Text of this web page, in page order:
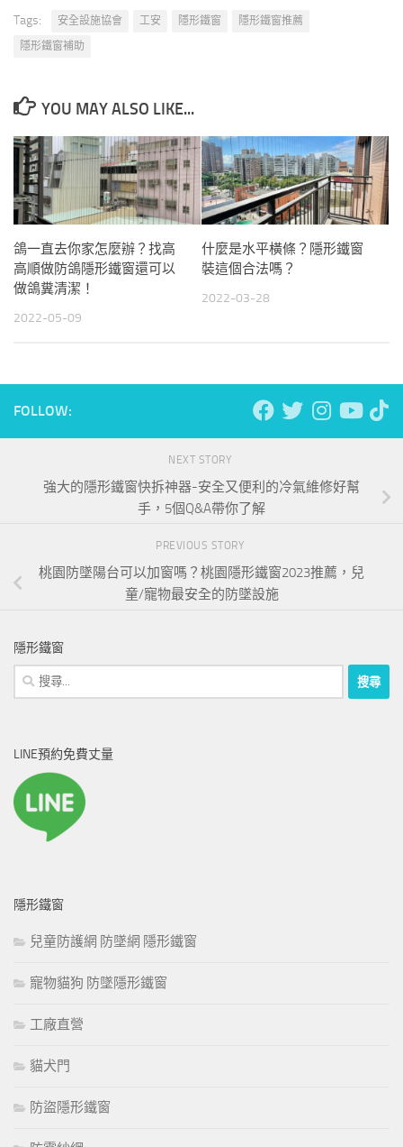
Tags: 安全設施協會 工安 隱形鐵窗
隱形鐵窗推薦
隱形鐵窗補助
YOU MAY ALSO LIKE...
鴿一直去你家怎麼辦？找高
高順做防鴿隱形鐵窗還可以
做鴿糞清潔！
2022-05-09
什麼是水平橫條？隱形鐵窗
裝這個合法嗎？
2022-03-28
FOLLOW:
NEXT STORY
強大的隱形鐵窗快拆神器-安全又便利的冷氣維修好幫
手，5個Q&A帶你了解
PREVIOUS STORY
桃園防墜陽台可以加窗嗎？桃園隱形鐵窗2023推薦，兒
童/寵物最安全的防墜設施
隱形鐵窗
搜
尋
字:
LINE預約免費丈量
隱形鐵窗
兒童防護網 防墜網 隱形鐵窗
寵物貓狗 防墜隱形鐵窗
工廠直營
貓犬門
防盜隱形鐵窗